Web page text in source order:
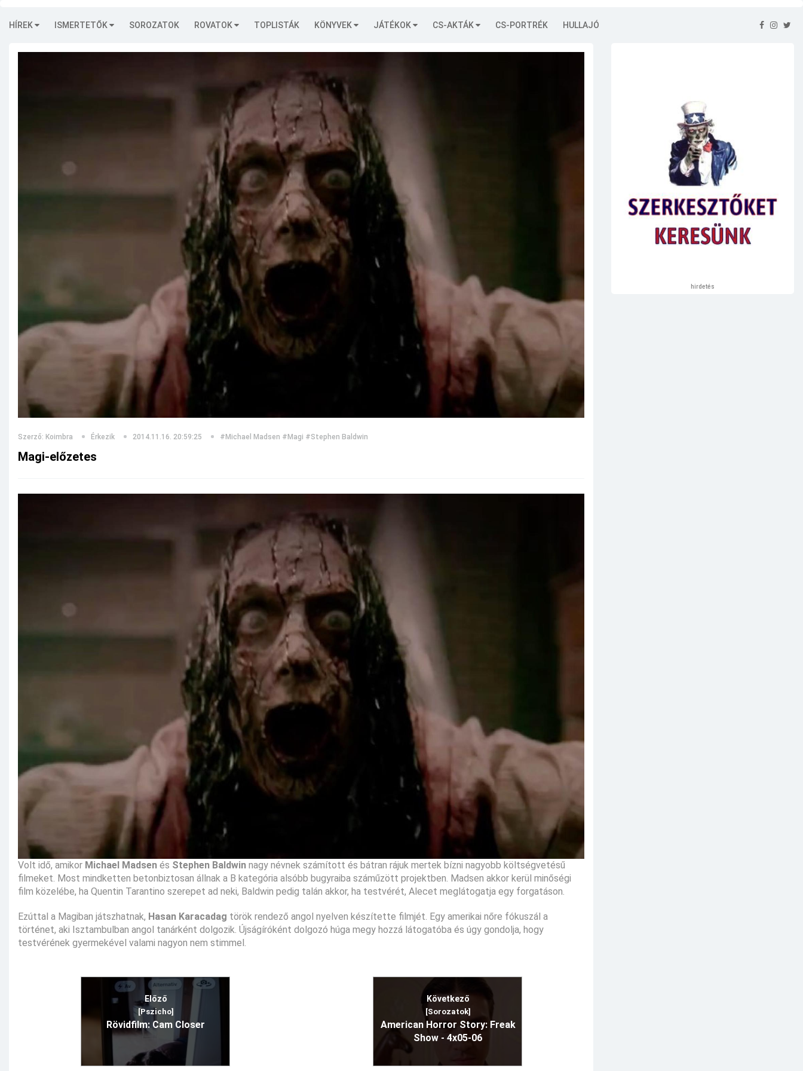
HÍREK ISMERTETŐK SOROZATOK ROVATOK TOPLISTÁK KÖNYVEK JÁTÉKOK CS-AKTÁK CS-PORTRÉK HULLAJÓ
Szerző: Koimbra Érkezik 2014.11.16. 20:59:25 #Michael Madsen #Magi #Stephen Baldwin
Magi-előzetes
Volt idő, amikor Michael Madsen és Stephen Baldwin nagy névnek számított és bátran rájuk mertek bízni nagyobb költségvetésű
filmeket. Most mindketten betonbiztosan állnak a B kategória alsóbb bugyraiba száműzött projektben. Madsen akkor kerül minőségi
film közelébe, ha Quentin Tarantino szerepet ad neki, Baldwin pedig talán akkor, ha testvérét, Alecet meglátogatja egy forgatáson.
Ezúttal a Magiban játszhatnak, Hasan Karacadag török rendező angol nyelven készítette filmjét. Egy amerikai nőre fókuszál a
történet, aki Isztambulban angol tanárként dolgozik. Újságíróként dolgozó húga megy hozzá látogatóba és úgy gondolja, hogy
testvérének gyermekével valami nagyon nem stimmel.
Előző
[Pszicho]
Rövidfilm: Cam Closer
Következő
[Sorozatok]
American Horror Story: Freak
Show - 4x05-06
hirdetés